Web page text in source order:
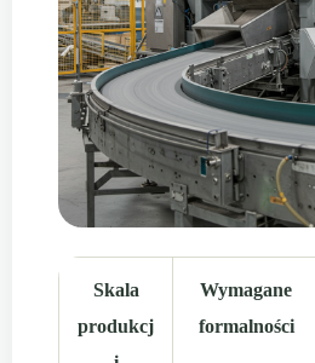
Skala
produkcj
Wymagane
formalności